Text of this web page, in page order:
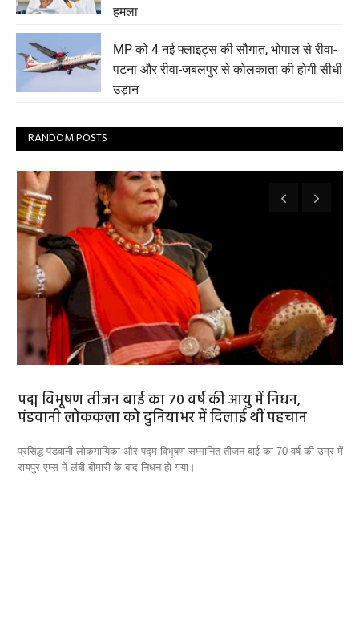
हमला
MP को 4 नई फ्लाइट्स की सौगात, भोपाल से रीवा-
पटना और रीवा-जबलपुर से कोलकाता की होगी सीधी
उड़ान
RANDOM POSTS
पद्म विभूषण तीजन बाई का 70 वर्ष की आयु में निधन,
पंडवानी लोककला को दुनियाभर में दिलाई थीं पहचान
प्रसिद्ध पंडवानी लोकगायिका और पद्म विभूषण सम्मानित तीजन बाई का 70 वर्ष की उम्र में
रायपुर एम्स में लंबी बीमारी के बाद निधन हो गया।